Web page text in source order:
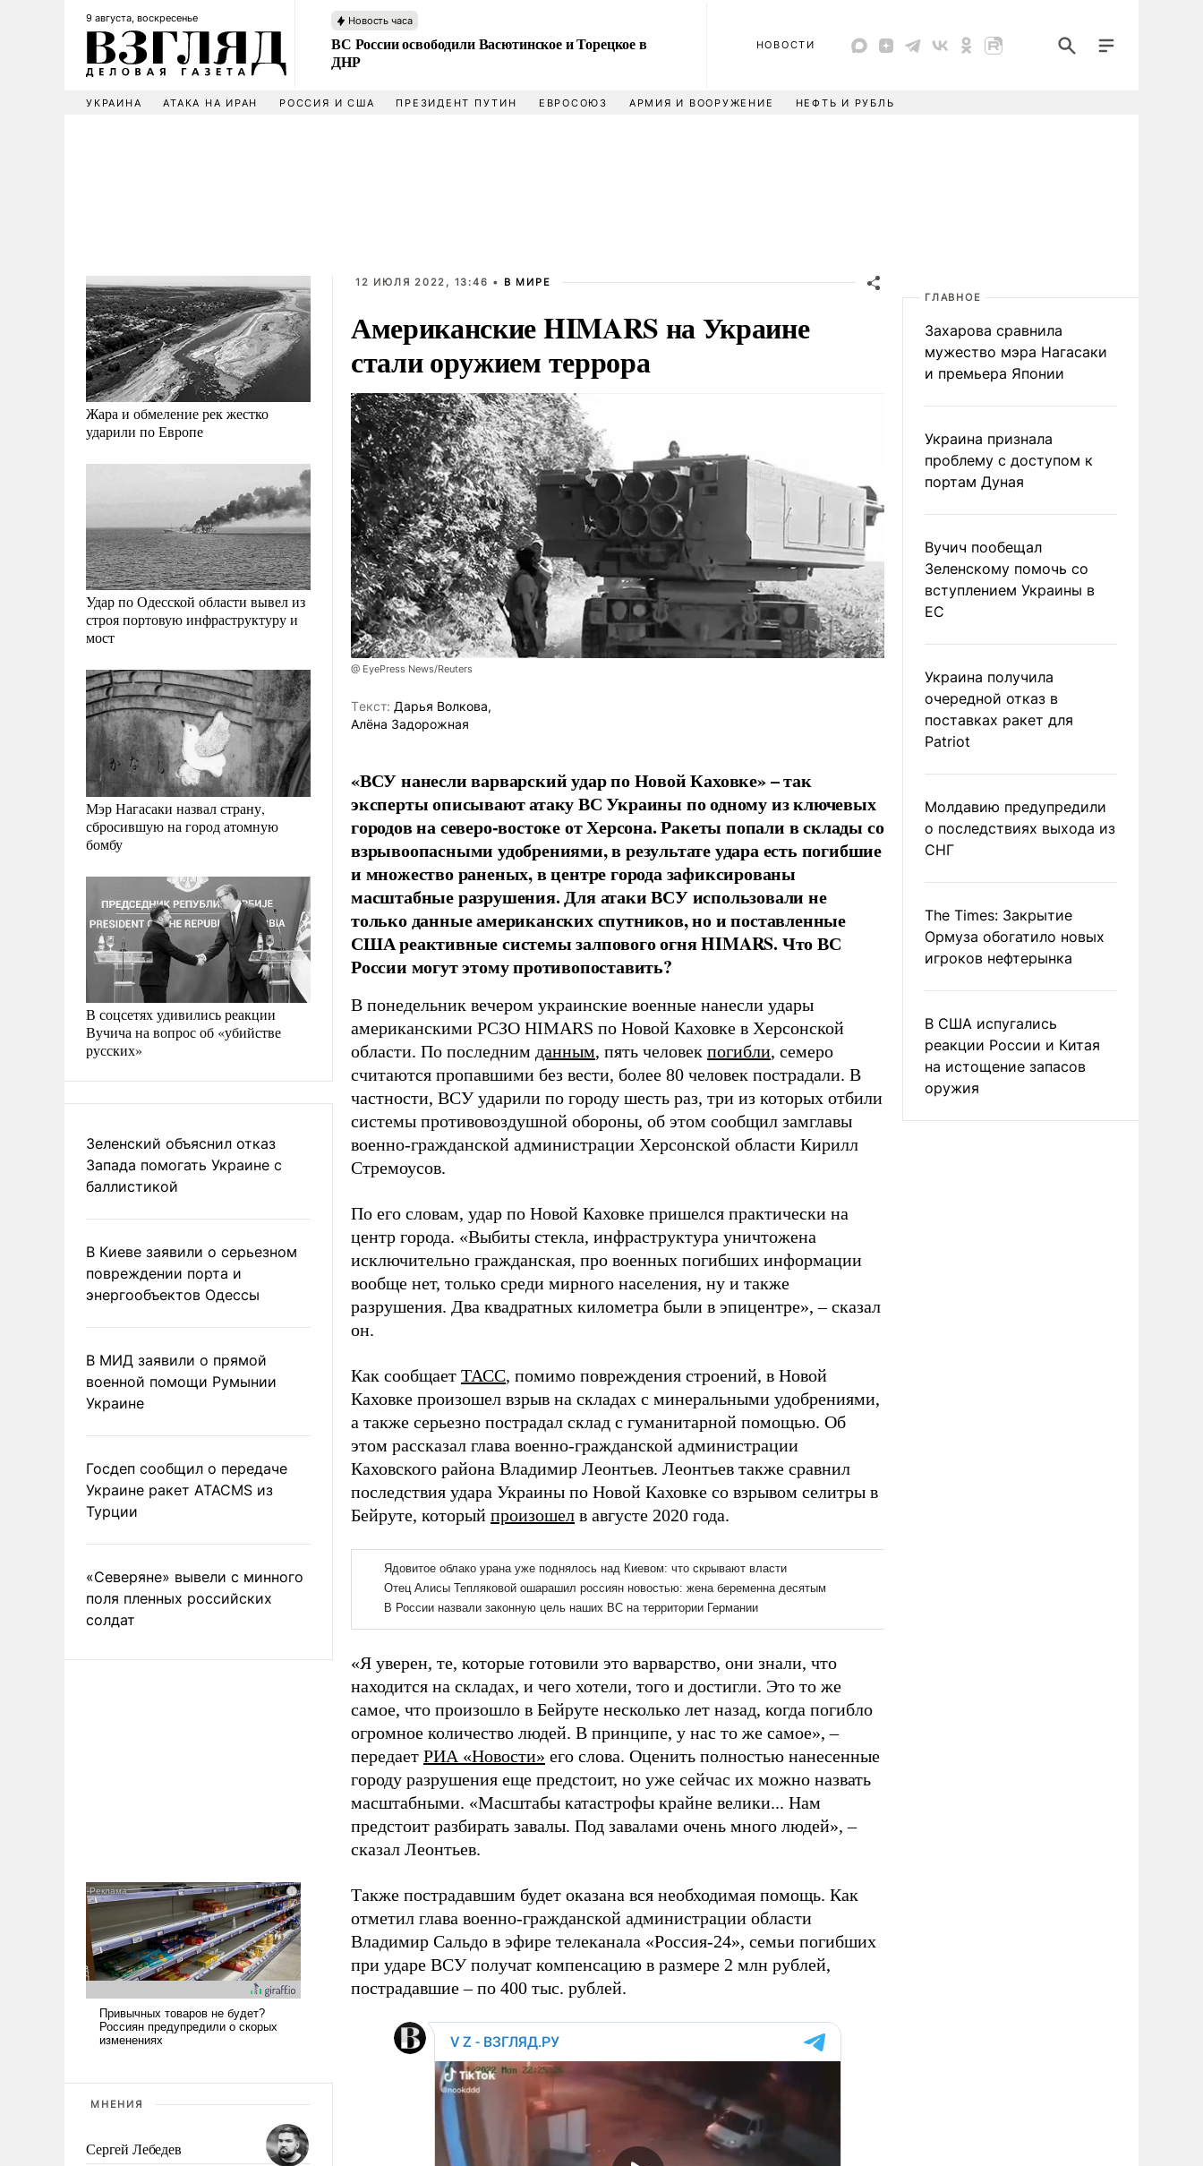
9 августа, воскресенье Новость часа
ВС России освободили Васютинское и Торецкое в
ДНР
НОВОСТИ
УКРАИНА АТАКА НА ИРАН РОССИЯ И США ПРЕЗИДЕНТ ПУТИН ЕВРОСОЮЗ АРМИЯ И ВООРУЖЕНИЕ НЕФТЬ И РУБЛЬ
Жара и обмеление рек жестко
ударили по Европе
Удар по Одесской области вывел из
строя портовую инфраструктуру и
мост
Мэр Нагасаки назвал страну,
сбросившую на город атомную
бомбу
В соцсетях удивились реакции
Вучича на вопрос об «убийстве
русских»
Зеленский объяснил отказ
Запада помогать Украине с
баллистикой
В Киеве заявили о серьезном
повреждении порта и
энергообъектов Одессы
В МИД заявили о прямой
военной помощи Румынии
Украине
Госдеп сообщил о передаче
Украине ракет ATACMS из
Турции
«Северяне» вывели с минного
поля пленных российских
солдат
МНЕНИЯ
Сергей Лебедев
12 ИЮЛЯ 2022, 13:46 • В МИРЕ
Американские HIMARS на Украине
стали оружием террора
@ EyePress News/Reuters
Tекст: Дарья Волкова,
Алёна Задорожная
«ВСУ нанесли варварский удар по Новой Каховке» – так
эксперты описывают атаку ВС Украины по одному из ключевых
городов на северо-востоке от Херсона. Ракеты попали в склады со
взрывоопасными удобрениями, в результате удара есть погибшие
и множество раненых, в центре города зафиксированы
масштабные разрушения. Для атаки ВСУ использовали не
только данные американских спутников, но и поставленные
США реактивные системы залпового огня HIMARS. Что ВС
России могут этому противопоставить?
В понедельник вечером украинские военные нанесли удары
американскими РСЗО HIMARS по Новой Каховке в Херсонской
области. По последним данным, пять человек погибли, семеро
считаются пропавшими без вести, более 80 человек пострадали. В
частности, ВСУ ударили по городу шесть раз, три из которых отбили
системы противовоздушной обороны, об этом сообщил замглавы
военно-гражданской администрации Херсонской области Кирилл
Стремоусов.
По его словам, удар по Новой Каховке пришелся практически на
центр города. «Выбиты стекла, инфраструктура уничтожена
исключительно гражданская, про военных погибших информации
вообще нет, только среди мирного населения, ну и также
разрушения. Два квадратных километра были в эпицентре», – сказал
он.
Как сообщает ТАСС, помимо повреждения строений, в Новой
Каховке произошел взрыв на складах с минеральными удобрениями,
а также серьезно пострадал склад с гуманитарной помощью. Об
этом рассказал глава военно-гражданской администрации
Каховского района Владимир Леонтьев. Леонтьев также сравнил
последствия удара Украины по Новой Каховке со взрывом селитры в
Бейруте, который произошел в августе 2020 года.
«Я уверен, те, которые готовили это варварство, они знали, что
находится на складах, и чего хотели, того и достигли. Это то же
самое, что произошло в Бейруте несколько лет назад, когда погибло
огромное количество людей. В принципе, у нас то же самое», –
передает РИА «Новости» его слова. Оценить полностью нанесенные
городу разрушения еще предстоит, но уже сейчас их можно назвать
масштабными. «Масштабы катастрофы крайне велики... Нам
предстоит разбирать завалы. Под завалами очень много людей», –
сказал Леонтьев.
Также пострадавшим будет оказана вся необходимая помощь. Как
отметил глава военно-гражданской администрации области
Владимир Сальдо в эфире телеканала «Россия-24», семьи погибших
при ударе ВСУ получат компенсацию в размере 2 млн рублей,
пострадавшие – по 400 тыс. рублей.
ГЛАВНОЕ
Захарова сравнила
мужество мэра Нагасаки
и премьера Японии
Украина признала
проблему с доступом к
портам Дуная
Вучич пообещал
Зеленскому помочь со
вступлением Украины в
ЕС
Украина получила
очередной отказ в
поставках ракет для
Patriot
Молдавию предупредили
о последствиях выхода из
СНГ
The Times: Закрытие
Ормуза обогатило новых
игроков нефтерынка
В США испугались
реакции России и Китая
на истощение запасов
оружия